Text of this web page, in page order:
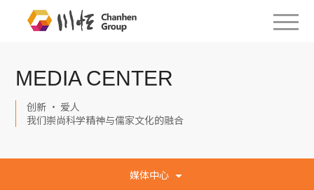
MEDIA CENTER
创新 · 爱人
我们崇尚科学精神与儒家文化的融合
媒体中心